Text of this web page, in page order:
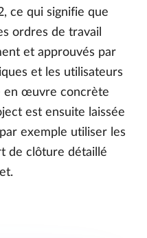
ce qui signifie que
ordres de travail
et approuvés par
et les utilisateurs
en œuvre concrète
est ensuite laissée
exemple utiliser les
de clôture détaillé